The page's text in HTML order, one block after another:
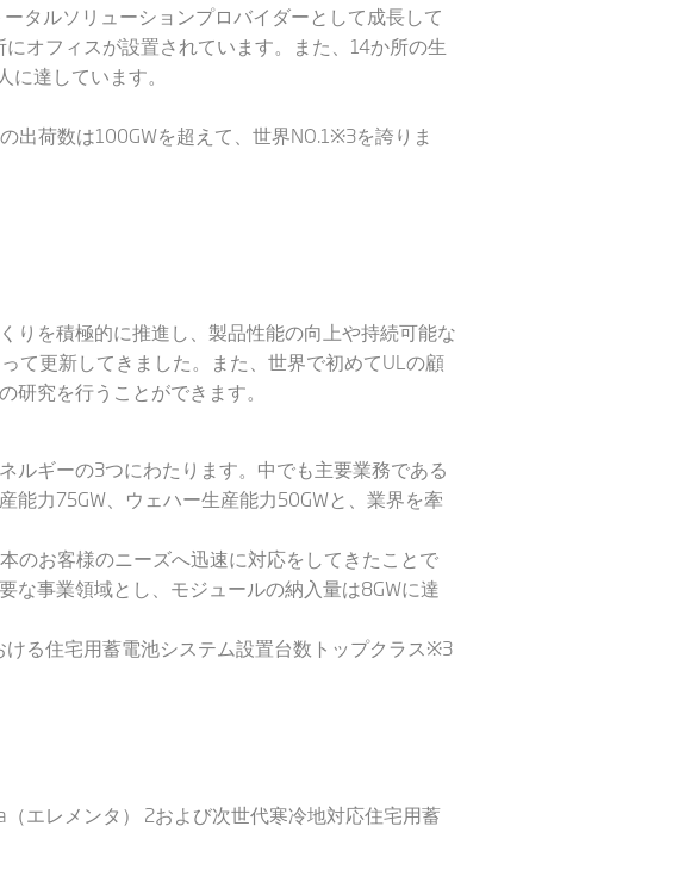
タルソリューションプロバイダーとして成長して
オフィスが設置されています。また、14か所の生
達しています。
出荷数は100GWを超えて、世界NO.1※3を誇りま
りを積極的に推進し、製品性能の向上や持続可能な
て更新してきました。また、世界で初めてULの顧
究を行うことができます。
ルギーの3つにわたります。中でも主要業務である
力75GW、ウェハー生産能力50GWと、業界を牽
のお客様のニーズへ迅速に対応をしてきたことで
な事業領域とし、モジュールの納入量は8GWに達
る住宅用蓄電池システム設置台数トップクラス※3
エレメンタ） 2および次世代寒冷地対応住宅用蓄